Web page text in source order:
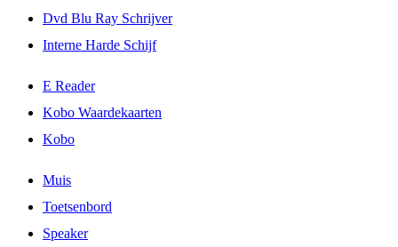
Dvd Blu Ray Schrijver
Interne Harde Schijf
E Reader
Kobo Waardekaarten
Kobo
Muis
Toetsenbord
Speaker